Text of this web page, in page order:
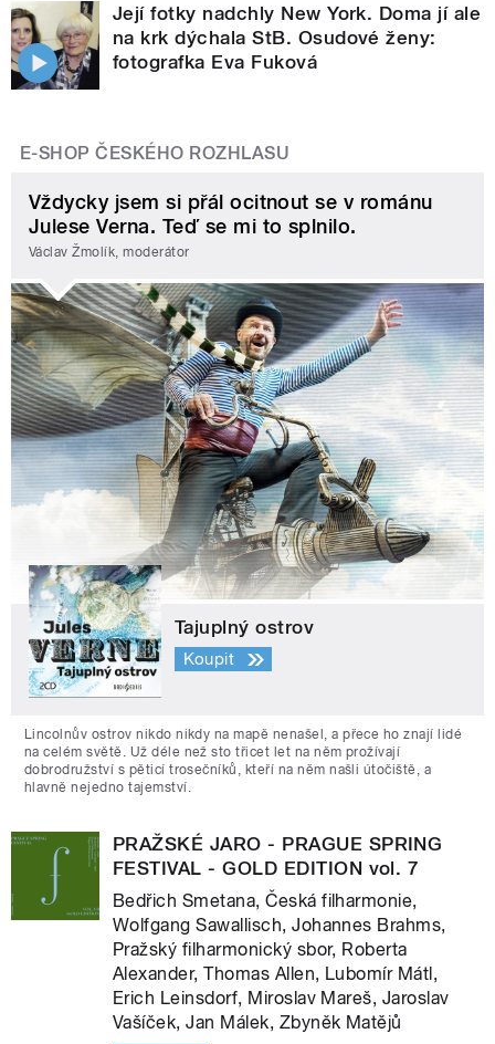
Její fotky nadchly New York. Doma jí ale
na krk dýchala StB. Osudové ženy:
fotografka Eva Fuková
E-SHOP ČESKÉHO ROZHLASU
Vždycky jsem si přál ocitnout se v románu
Julese Verna. Teď se mi to splnilo.
Václav Žmolík, moderátor
Tajuplný ostrov
Koupit
Lincolnův ostrov nikdo nikdy na mapě nenašel, a přece ho znají lidé
na celém světě. Už déle než sto třicet let na něm prožívají
dobrodružství s pěticí trosečníků, kteří na něm našli útočiště, a
hlavně nejedno tajemství.
PRAŽSKÉ JARO - PRAGUE SPRING
FESTIVAL - GOLD EDITION vol. 7
Bedřich Smetana, Česká filharmonie,
Wolfgang Sawallisch, Johannes Brahms,
Pražský filharmonický sbor, Roberta
Alexander, Thomas Allen, Lubomír Mátl,
Erich Leinsdorf, Miroslav Mareš, Jaroslav
Vašíček, Jan Málek, Zbyněk Matějů